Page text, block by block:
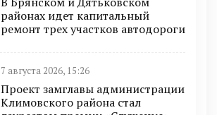
районах идет капитальный
ремонт трех участков автодороги
7 августа 2026, 15:26
Проект замглавы администрации
Климовского района стал